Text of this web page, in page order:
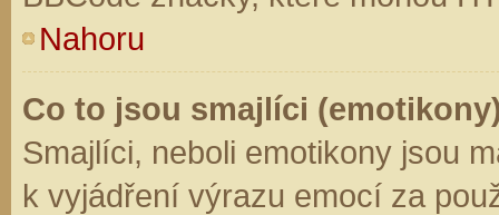
Nahoru
Co to jsou smajlíci
Smajlíci, neboli emotikony jsou
k vyjádření výrazu emocí za